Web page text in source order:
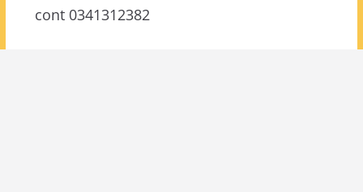
cont 0341312382